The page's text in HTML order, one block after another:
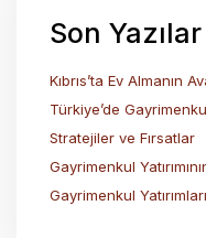
Son Yazılar
Kıbrıs’ta Ev Almanın
Türkiye’de Gayrimenkul
Stratejiler ve Fırsatlar
Gayrimenkul
Gayrimenkul